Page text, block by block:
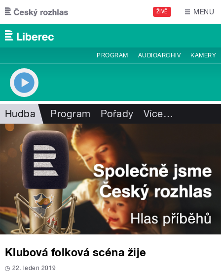
Přejít k hlavnímu obsahu
ŽIVĚ MENU
PROGRAM AUDIOARCHIV KAMERY
Hudba Program Pořady Více…
Klubová folková scéna žije
22. leden 2019